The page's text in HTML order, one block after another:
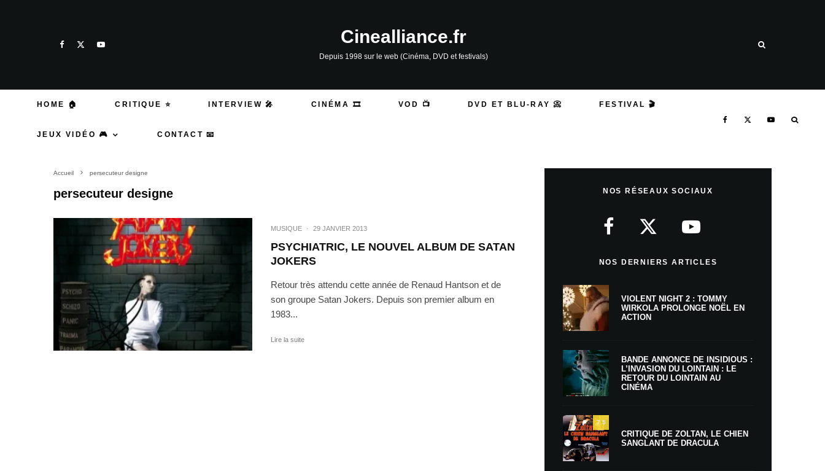
Cinealliance.fr
Depuis 1998 sur le web (Cinéma, DVD et festivals)
HOME 🏠 CRITIQUE ⭐ INTERVIEW 🎤 CINÉMA 🎞️ VOD 📺 DVD ET BLU-RAY 📀 FESTIVAL 🎬
JEUX VIDÉO 🎮 CONTACT 📧
Accueil persecuteur designe
persecuteur designe
MUSIQUE · 29 JANVIER 2013
PSYCHIATRIC, LE NOUVEL ALBUM DE SATAN
JOKERS
Retour très attendu cette année de Renaud Hantson et de
son groupe Satan Jokers. Depuis son premier album en
1983...
Lire la suite
NOS RÉSEAUX SOCIAUX
NOS DERNIERS ARTICLES
VIOLENT NIGHT 2 : TOMMY
WIRKOLA PROLONGE NOËL EN
ACTION
BANDE ANNONCE DE INSIDIOUS :
L’INVASION DU LOINTAIN : LE
RETOUR DU LOINTAIN AU
CINÉMA
7.5
CRITIQUE DE ZOLTAN, LE CHIEN
SANGLANT DE DRACULA